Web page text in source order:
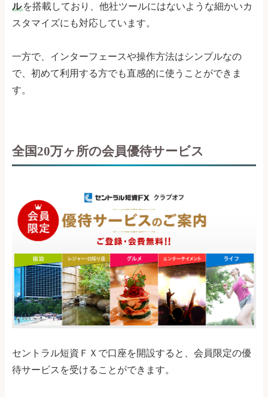
ル を搭載しており、他社ツールにはないような細かいカ
スタマイズにも対応しています。
一方で、インターフェースや操作方法はシンプルなの
で、初めて利用する方でも直感的に使うことができま
す。
全国20万ヶ所の会員優待サービス
セントラル短資ＦＸで口座を開設すると、会員限定の優
待サービスを受けることができます。